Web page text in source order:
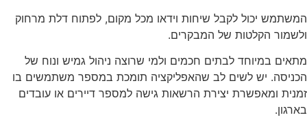
המשתמש יכול לקבל שיחות וידאו מכל מקום, לפתוח דלת מרחוק
ולשמור הקלטות של המבקרים.
מתאים במיוחד לבתים חכמים ולמי שרוצה ניהול גמיש ונוח של
הכניסה. יש לשים לב שהאפליקציה תומכת במספר משתמשים בו
זמנית ומאפשרת יצירת הרשאות גישה למספר דיירים או עובדים
בארגון.